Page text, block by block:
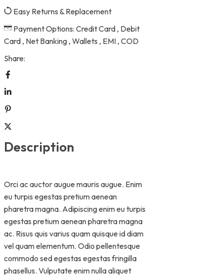
Easy Returns & Replacement
Payment Options: Credit Card , Debit
Card , Net Banking , Wallets , EMI , COD
Share:
Description
Orci ac auctor augue mauris augue. Enim
eu turpis egestas pretium aenean
pharetra magna. Adipiscing enim eu turpis
egestas pretium aenean pharetra magna
ac. Risus quis varius quam quisque id diam
vel quam elementum. Odio pellentesque
commodo sed egestas egestas fringilla
phasellus. Vulputate enim nulla aliquet